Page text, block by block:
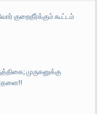
குறைதீர்க்கும் கூட்டம்
முருகனுக்கு